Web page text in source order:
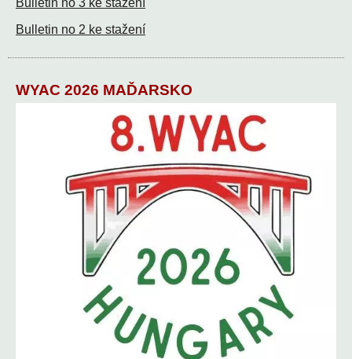
Bulletin no 3 ke stažení
Bulletin no 2 ke stažení
WYAC 2026 MAĎARSKO